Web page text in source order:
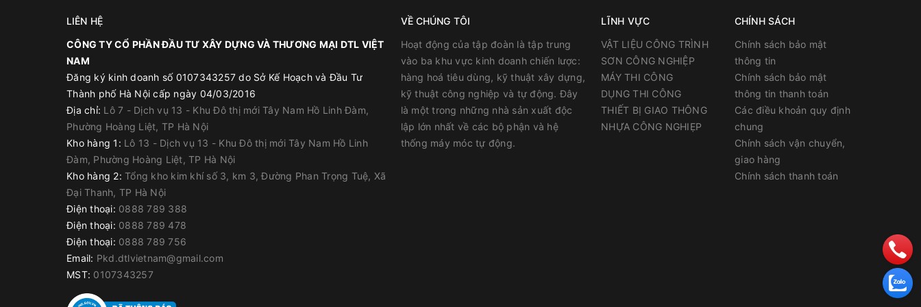
Có thể xoay được nhiều góc độ
Bàn cào sơn thay được lưỡi dao
Thiết kế nhỏ gọn, không quá nặng
Với công dụng san phẳng các loại sơn, vữa tự chảy một cách dễ dàng, nhanh chóng
Các chất sơn được tản ra đều không bị vón cụt lại trên bề mặt sàn thi công
Tuổi thọ lâu bền so với các loại bàn cào thông thường khác.
Bàn cào dễ dàng vệ sinh và bảo quản
Rất thân thiệt với môi trường xung quanh
Ứng Dụng:
Dùng để thiết lập độ sâu cho lớp sơn phủ Epoxy và latex
Gạt vữa khô, keo dán để ốp, lát gạch
LIÊN HỆ
CÔNG TY CỔ PHẦN ĐẦU TƯ XÂY DỰNG VÀ THƯƠNG MẠI DTL VIỆT
NAM
Đăng ký kinh doanh số 0107343257 do Sở Kế Hoạch và Đầu Tư
Thành phố Hà Nội cấp ngày 04/03/2016
Địa chỉ: Lô 7 - Dịch vụ 13 - Khu Đô thị mới Tây Nam Hồ Linh Đàm,
Phường Hoàng Liệt, TP Hà Nội
Kho hàng 1: Lô 13 - Dịch vụ 13 - Khu Đô thị mới Tây Nam Hồ Linh
Đàm, Phường Hoàng Liệt, TP Hà Nội
Kho hàng 2: Tổng kho kim khí số 3, km 3, Đường Phan Trọng Tuệ, Xã
Đại Thanh, TP Hà Nội
Điện thoại: 0888 789 388
Điện thoại: 0888 789 478
Điện thoại: 0888 789 756
Email: Pkd.dtlvietnam@gmail.com
MST: 0107343257
VỀ CHÚNG TÔI
Hoạt động của tập đoàn là tập trung
vào ba khu vực kinh doanh chiến lược:
hàng hoá tiêu dùng, kỹ thuật xây dựng,
kỹ thuật công nghiệp và tự động. Đây
là một trong những nhà sản xuất độc
lập lớn nhất về các bộ phận và hệ
thống máy móc tự động.
LĨNH VỰC
VẬT LIỆU CÔNG TRÌNH
SƠN CÔNG NGHIỆP
MÁY THI CÔNG
DỤNG THI CÔNG
THIẾT BỊ GIAO THÔNG
NHỰA CÔNG NGHIẸP
CHÍNH SÁCH
Chính sách bảo mật
thông tin
Chính sách bảo mật
thông tin thanh toán
Các điều khoản quy định
chung
Chính sách vận chuyển,
giao hàng
Chính sách thanh toán